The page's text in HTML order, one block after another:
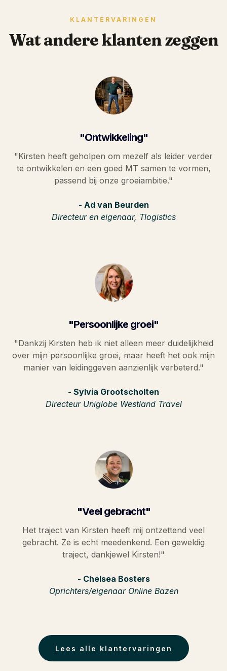
KLANTERVARINGEN
Wat andere klanten zeggen
"Ontwikkeling"
"Kirsten heeft geholpen om mezelf als leider verder
te ontwikkelen en een goed MT samen te vormen,
passend bij onze groeiambitie."
- Ad van Beurden
Directeur en eigenaar, Tlogistics
"Persoonlijke groei"
"Dankzij Kirsten heb ik niet alleen meer duidelijkheid
over mijn persoonlijke groei, maar heeft het ook mijn
manier van leidinggeven aanzienlijk verbeterd."
- Sylvia Grootscholten
Directeur Uniglobe Westland Travel
"Veel gebracht"
Het traject van Kirsten heeft mij ontzettend veel
gebracht. Ze is echt meedenkend. Een geweldig
traject, dankjewel Kirsten!"
- Chelsea Bosters
Oprichters/eigenaar Online Bazen
Lees alle klantervaringen